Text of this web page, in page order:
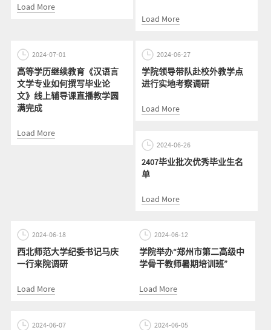
Load More
Load More
2024-07-01
高等学历继续教育《汉语言
文学专业如何撰写毕业论
文》线上辅导课直播教学圆
满完成
Load More
2024-06-27
学院领导带队赴校外教学点
进行实地考察调研
Load More
2024-06-26
2407毕业批次优秀毕业生名
单
Load More
2024-06-18
西北师范大学纪委书记马庆
一行来院调研
Load More
2024-06-12
学院举办“郑州市第二高级中
学骨干教师暑期培训班”
Load More
2024-06-07 2024-06-05